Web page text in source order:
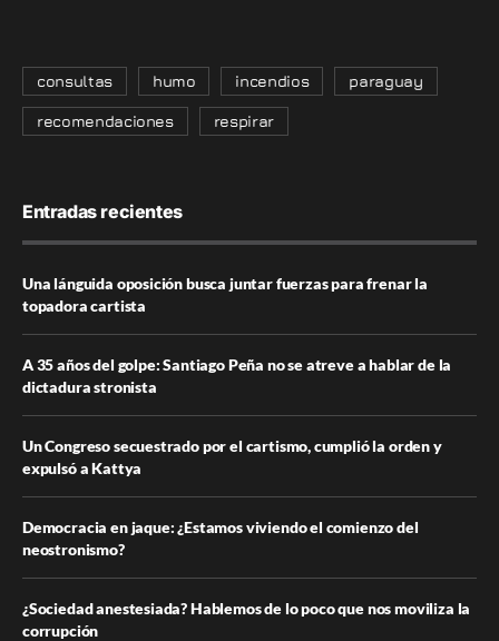
consultas humo incendios paraguay
recomendaciones respirar
Entradas recientes
Una lánguida oposición busca juntar fuerzas para frenar la
topadora cartista
A 35 años del golpe: Santiago Peña no se atreve a hablar de la
dictadura stronista
Un Congreso secuestrado por el cartismo, cumplió la orden y
expulsó a Kattya
Democracia en jaque: ¿Estamos viviendo el comienzo del
neostronismo?
¿Sociedad anestesiada? Hablemos de lo poco que nos moviliza la
corrupción